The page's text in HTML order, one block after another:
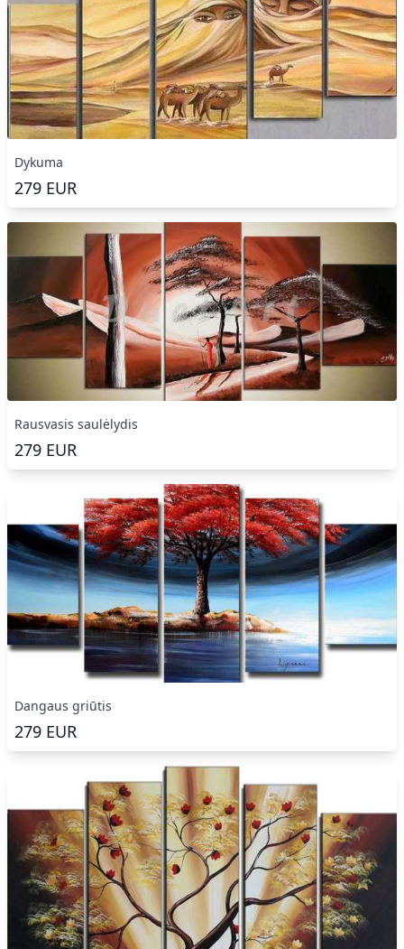
Dykuma
279 EUR
Rausvasis saulėlydis
279 EUR
Dangaus griūtis
279 EUR